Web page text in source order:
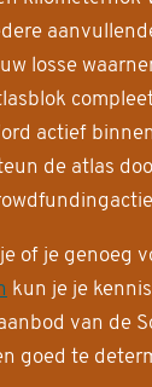
losse
actief
de atlas
je of je genoeg
kun je je
van de
goed te